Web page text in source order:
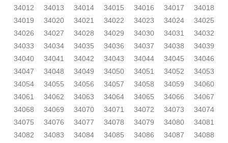
34012
34013 34014 34015 34016 34017
34018
34019
34020 34021 34022 34023 34024
34025
34026
34027 34028 34029 34030 34031
34032
34033
34034 34035 34036 34037 34038
34039
34040
34041 34042 34043 34044 34045
34046
34047
34048 34049 34050 34051 34052
34053
34054
34055 34056 34057 34058 34059
34060
34061
34062 34063 34064 34065 34066
34067
34068
34069 34070 34071 34072 34073
34074
34075
34076 34077 34078 34079 34080
34081
34082
34083 34084 34085 34086 34087
34088